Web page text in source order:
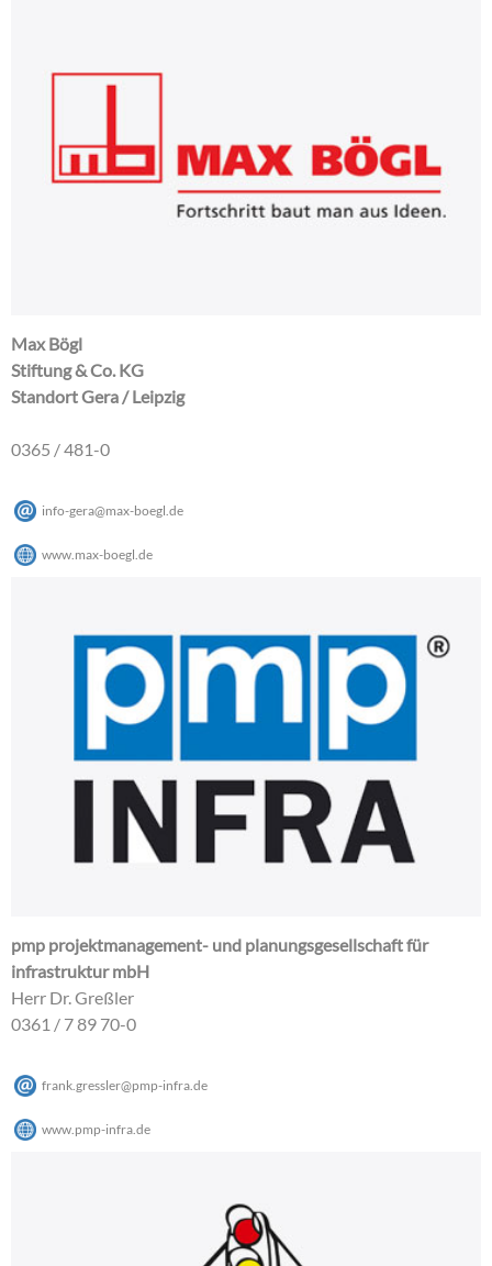
Max Bögl
Stiftung & Co. KG
Standort Gera / Leipzig
0365 / 481-0
info-gera@max-boegl de
www.max-boegl.de
pmp projektmanagement- und planungsgesellschaft für
infrastruktur mbH
Herr Dr. Greßler
0361 / 7 89 70-0
frank.gressler@pmp-infra.de
www.pmp-infra.de